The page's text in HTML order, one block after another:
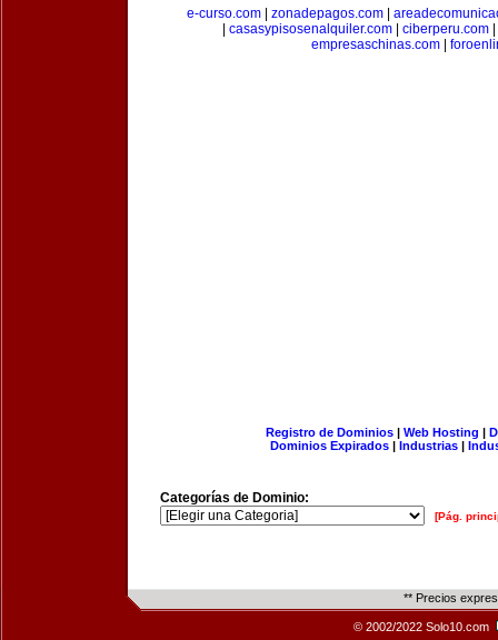
e-curso.com| zonadepagos.com|
casasypisosenalquiler.com ciberperu.com
empresaschinas.com|
Registro de Dominios| Web Hosting |
Dominios Expirados | Industrias |
Categorías de Dominio:
[Pág.
** Precios
© 2002/2022 Solo10.com